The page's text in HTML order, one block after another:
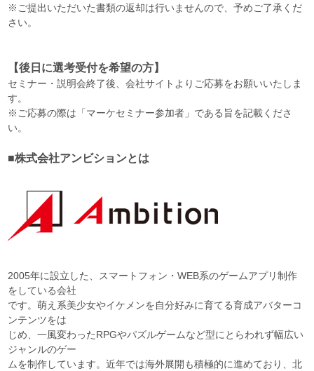
※ご提出いただいた書類の返却は行いませんので、予めご了承くだ
さい。
【後日に選考受付を希望の方】
セミナー・説明会終了後、会社サイトよりご応募をお願いいたしま
す。
※ご応募の際は「マーケセミナー参加者」である旨を記載くださ
い。
■株式会社アンビションとは
2005年に設立した、スマートフォン・WEB系のゲームアプリ制作
をしている会社
です。萌え系美少女やイケメンを自分好みに育てる育成アバターコ
ンテンツをは
じめ、一風変わったRPGやパズルゲームなど型にとらわれず幅広い
ジャンルのゲー
ムを制作しています。近年では海外展開も積極的に進めており、北